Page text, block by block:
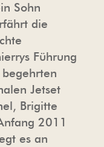
Sohn
die
Führung
Jetset
Brigitte
2011
es an